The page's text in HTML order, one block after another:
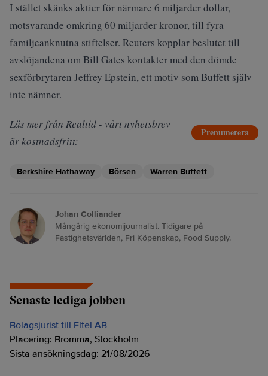
I stället skänks aktier för närmare 6 miljarder dollar,
motsvarande omkring 60 miljarder kronor, till fyra
familjeanknutna stiftelser. Reuters kopplar beslutet till
avslöjandena om Bill Gates kontakter med den dömde
sexförbrytaren Jeffrey Epstein, ett motiv som Buffett själv
inte nämner.
Läs mer från Realtid - vårt nyhetsbrev
är kostnadsfritt:
Prenumerera
Berkshire Hathaway Börsen Warren Buffett
Johan Colliander
Mångårig ekonomijournalist. Tidigare på
Fastighetsvärlden, Fri Köpenskap, Food Supply.
Senaste lediga jobben
Bolagsjurist till Eltel AB
Placering: Bromma, Stockholm
Sista ansökningsdag: 21/08/2026